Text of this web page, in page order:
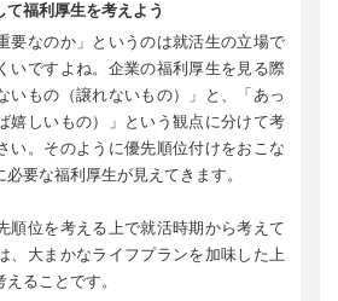
福利厚生を考えよう
要なのか」というのは就活生の立場で
いですよね。企業の福利厚生を見る際
いもの（譲れないもの）」と、「あっ
嬉しいもの）」という観点に分けて考
い。そのように優先順位付けをおこな
要な福利厚生が見えてきます。
順位を考える上で就活時期から考えて
、大まかなライフプランを加味した上
ることです。